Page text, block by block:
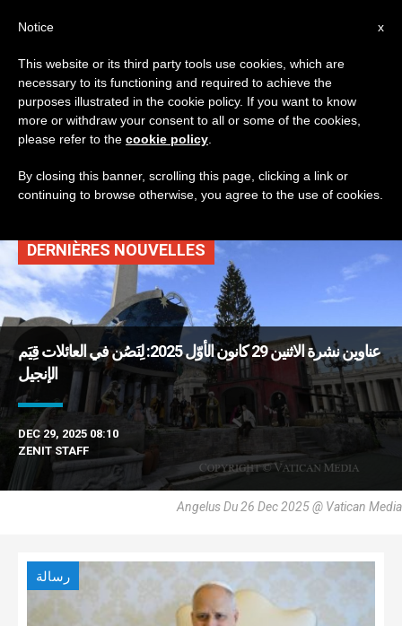
TAG
Posts Tagged ‘خدمة
DERNIÈRES NOUVELLES
عناوين نشرة الاثنين 29 كانون الأوّل 2025: لِنَصُن في العائلات قِيَم
الإنجيل
DEC 29, 2025 08:10
ZENIT STAFF
Angelus Du 26 Dec 2025 @ Vatican Media
رسالة
x
Notice
This website or its third party tools use cookies, which are
necessary to its functioning and required to achieve the
purposes illustrated in the cookie policy. If you want to know
more or withdraw your consent to all or some of the cookies,
please refer to the cookie policy
By closing this banner, scrolling this page, clicking a link or
continuing to browse otherwise, you agree to the use of cookies.